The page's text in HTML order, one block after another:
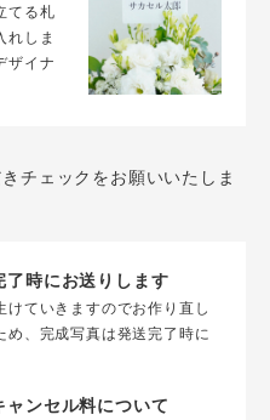
てる札
れしま
ザイナ
チェックをお願いいたしま
時にお送りします
ていきますのでお作り直し
め、完成写真は発送完了時に
ンセル料について